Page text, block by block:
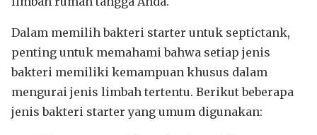
Dalam memilih bakteri starter untuk septictank,
penting untuk memahami bahwa setiap jenis
bakteri memiliki kemampuan khusus dalam
mengurai jenis limbah tertentu. Berikut beberapa
jenis bakteri starter yang umum digunakan: